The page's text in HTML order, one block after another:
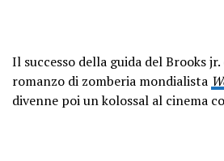
Il successo della guida del Brooks
romanzo di zomberia mondialista
divenne poi un kolossal al cinema